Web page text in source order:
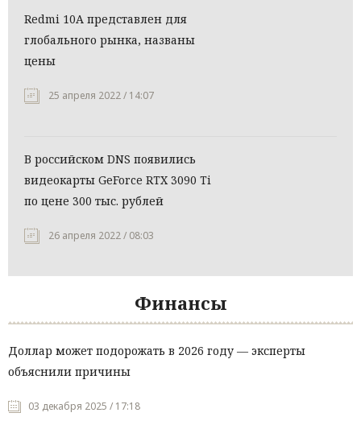
Redmi 10A представлен для
глобального рынка, названы
цены
25 апреля 2022 / 14:07
В российском DNS появились
видеокарты GeForce RTX 3090 Ti
по цене 300 тыс. рублей
26 апреля 2022 / 08:03
Финансы
Доллар может подорожать в 2026 году — эксперты
объяснили причины
03 декабря 2025 / 17:18